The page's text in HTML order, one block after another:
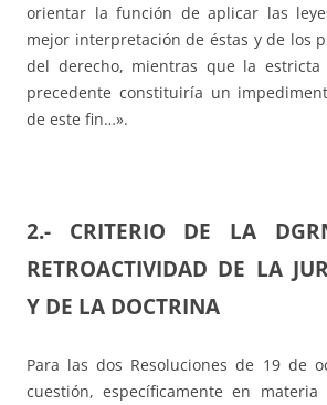
orientar la función de aplicar las
mejor interpretación de éstas y de los
del derecho, mientras que la estricta
precedente constituiría un
de este fin…».
2.- CRITERIO DE LA
RETROACTIVIDAD DE LA
Y DE LA DOCTRINA
Para las dos Resoluciones de 19 de
cuestión, específicamente en